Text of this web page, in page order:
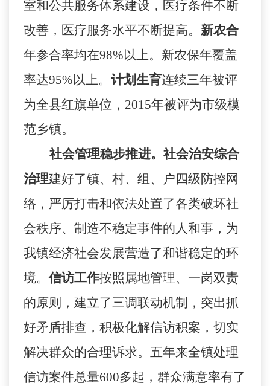
室和公共服务体系建设，医疗条件不断
改善，医疗服务水平不断提高。 新农合
年参合率均在98%以上。新农保年覆盖
率达95%以上。 计划生育连续三年被评
为全县红旗单位， 2015年被评为市级模
范乡镇。
社会管理稳步推进。 社会治安综合
治理建好了镇、村、组、户四级防控网
络，严厉打击和依法处置了各类破坏社
会秩序、制造不稳定事件的人和事，为
我镇经济社会发展营造了和谐稳定的环
境。信访工作按照属地管理、一岗双责
的原则，建立了三调联动机制，突出抓
好矛盾排查，积极化解信访积案，切实
解决群众的合理诉求。五年来全镇处理
信访案件总量600多起，群众满意率有了